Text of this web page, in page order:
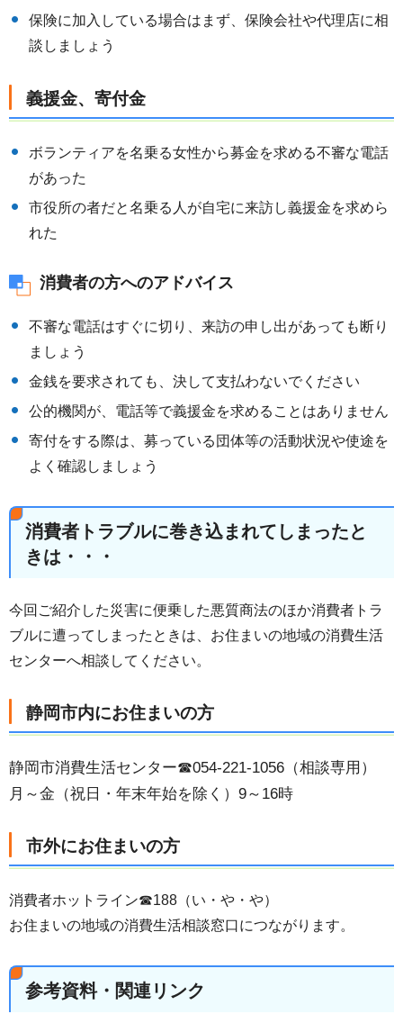
保険に加入している場合はまず、保険会社や代理店に相
談しましょう
義援金、寄付金
ボランティアを名乗る⼥性から募⾦を求める不審な電話
があった
市役所の者だと名乗る⼈が⾃宅に来訪し義援⾦を求めら
れた
消費者の方へのアドバイス
不審な電話はすぐに切り、来訪の申し出があっても断り
ましょう
⾦銭を要求されても、決して⽀払わないでください
公的機関が、電話等で義援⾦を求めることはありません
寄付をする際は、募っている団体等の活動状況や使途を
よく確認しましょう
消費者トラブルに巻き込まれてしまったと
きは・・・
今回ご紹介した災害に便乗した悪質商法のほか消費者トラ
ブルに遭ってしまったときは、お住まいの地域の消費生活
センターへ相談してください。
静岡市内にお住まいの方
静岡市消費生活センター☎054-221-1056（相談専用）
月～金（祝日・年末年始を除く）9～16時
市外にお住まいの方
消費者ホットライン☎188（い・や・や）
お住まいの地域の消費生活相談窓口につながります。
参考資料・関連リンク